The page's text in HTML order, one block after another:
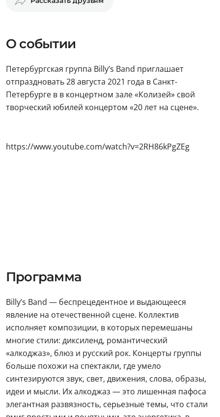
О событии
Петербургская группа Billy’s Band приглашает
отпраздновать 28 августа 2021 года в Санкт-
Петербурге в в концертном зале «Колизей» свой
творческий юбилей концертом «20 лет на сцене».
https://www.youtube.com/watch?v=2RH86kPgZEg
Программа
Billy’s Band — беспрецедентное и выдающееся
явление на отечественной сцене. Коллектив
исполняет композиции, в которых перемешаны
многие стили: диксиленд, романтический
«алкоджаз», блюз и русский рок. Концерты группы
больше похожи на спектакли, где умело
синтезируются звук, свет, движения, слова, образы,
идеи и мысли. Их алкоджаз — это лишенная пафоса
элегантная развязность, серьезные темы, что стали